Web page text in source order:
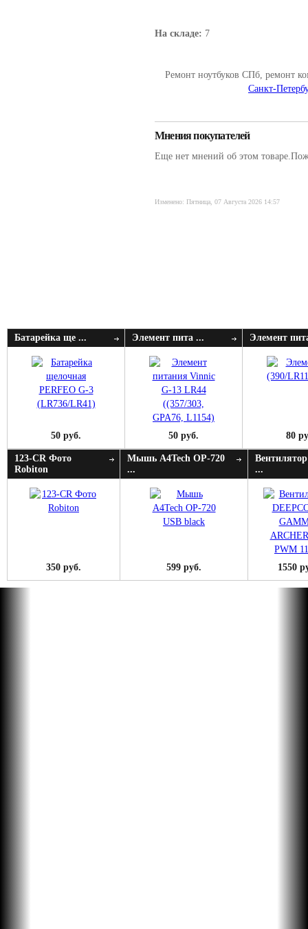
На складе: 7
Ремонт ноутбуков СПб, ремонт
Санкт-
Мнения покупателей
Еще нет мнений об этом
Изменено: Пятница, 07 Августа 2026 14:57
Батарейка ще ...
50 руб.
Элемент пита ...
50 руб.
Элемент
80
123-CR Фото
Robiton
350 руб.
Мышь A4Tech OP-720
...
599 руб.
...
1550